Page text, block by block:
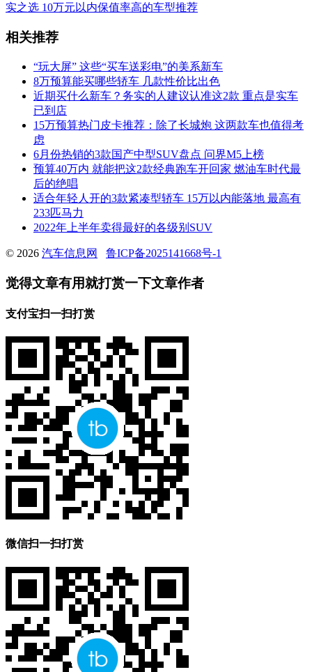
实之选 10万元以内保值率高的车型推荐
相关推荐
“玩大屏” 这些“买车送彩电”的美系新车
8万预算能买哪些轿车 几款性价比出色
近期买什么新车？务实的人建议认准这2款 重点是实车
已到店
15万预算热门皮卡推荐：除了长城炮 这两款车也值得考
虑
6月份热销的3款国产中型SUV盘点 问界M5上榜
预算40万内 就能把这2款经典跑车开回家 燃油车时代最
后的绝唱
适合年轻人开的3款紧凑型轿车 15万以内能落地 最高有
233匹马力
2022年上半年卖得最好的各级别SUV
© 2026 汽车信息网 鲁ICP备2025141668号-1
觉得文章有用就打赏一下文章作者
支付宝扫一扫打赏
微信扫一扫打赏